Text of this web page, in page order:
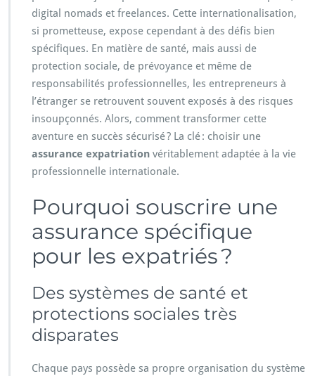
digital nomads et freelances. Cette internationalisation,
si prometteuse, expose cependant à des défis bien
spécifiques. En matière de santé, mais aussi de
protection sociale, de prévoyance et même de
responsabilités professionnelles, les entrepreneurs à
l’étranger se retrouvent souvent exposés à des risques
insoupçonnés. Alors, comment transformer cette
aventure en succès sécurisé ? La clé : choisir une
assurance expatriation véritablement adaptée à la vie
professionnelle internationale.
Pourquoi souscrire une
assurance spécifique
pour les expatriés ?
Des systèmes de santé et
protections sociales très
disparates
Chaque pays possède sa propre organisation du système